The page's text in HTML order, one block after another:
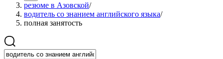
резюме в Азовской/
водитель со знанием английского языка/
полная занятость